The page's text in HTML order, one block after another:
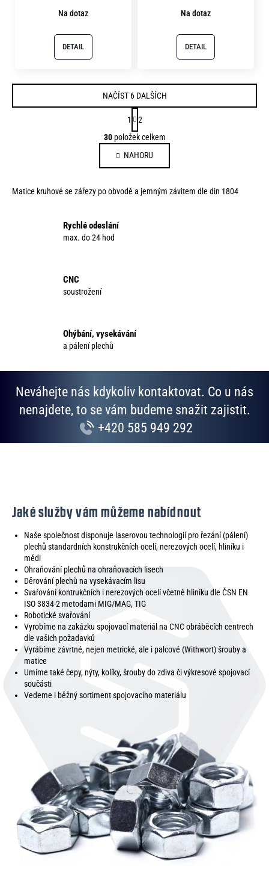
Na dotaz
DETAIL
Na dotaz
DETAIL
O
v
l
á
a
p
u
NAČÍST 6 DALŠÍCH
r
á
o
1
2
30položek celkem
NAHORU
Matice kruhové se zářezy po obvodě a jemným závitem dle din 1804
Rychlé odeslání
max. do 24 hod
CNC
soustrožení
Ohýbání, vysekávání
a pálení plechů
Neváhejte nás kdykoliv kontaktovat. Co u nás
nenajdete, to se vám budeme snažit zajistit.
+420 585 949 292
Jaké služby vám můžeme nabídnout
Naše společnost disponuje laserovou technologií pro řezání (pálení)
plechů standardních konstrukčních ocelí, nerezových ocelí, hliníku i
mědi
Ohraňování plechů na ohraňovacích lisech
Děrování plechů na vysekávacím lisu
Svařování kontrukčních i nerezových ocelí včetně hliníku dle ČSN EN
ISO 3834-2 metodami MIG/MAG, TIG
Robotické svařování
Vyrobíme na zakázku spojovací materiál na CNC obráběcích centrech
dle vašich požadavků
Vyrábíme závrtné, nejen metrické, ale i palcové (Withwort) šrouby a
matice
Umíme také čepy, nýty, kolíky, šrouby do zdiva či výkresové spojovací
součásti
Vedeme i běžný sortiment spojovacího materiálu